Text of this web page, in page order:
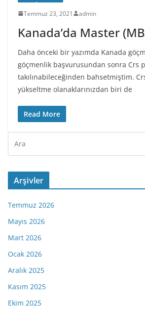
Temmuz 23, 2021 admin
Kanada’da Master
Daha önceki bir yazımda Kanada
göçmenlik başvurusundan sonra Crs
takılınabileceğinden bahsetmiştim. Crs
yükseltme olanaklarınızdan biri de
Read More
Arşivler
Temmuz 2026
Mayıs 2026
Mart 2026
Ocak 2026
Aralık 2025
Kasım 2025
Ekim 2025